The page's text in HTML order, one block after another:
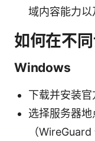
域内容能力以
如何在不
Windows
下载并安装官
选择服务器
（WireGuard